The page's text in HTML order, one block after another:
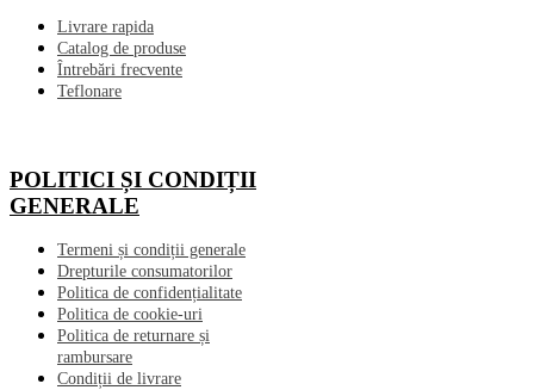
Livrare rapida
Catalog de produse
Întrebări frecvente
Teflonare
POLITICI ȘI CONDIȚII
GENERALE
Termeni și condiții generale
Drepturile consumatorilor
Politica de confidențialitate
Politica de cookie-uri
Politica de returnare și
rambursare
Condiții de livrare